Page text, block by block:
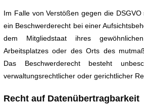
Im Falle von Verstößen gegen die
ein Beschwerderecht bei einer
dem Mitgliedstaat ihres
Arbeitsplatzes oder des Orts des
Das Beschwerderecht besteht
verwaltungsrechtlicher oder gerichtlicher
Recht auf Datenübertragbarkeit